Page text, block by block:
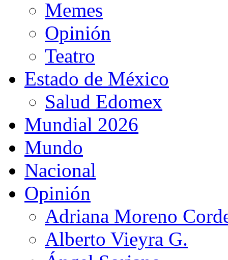
Memes
Opinión
Teatro
Estado de México
Salud Edomex
Mundial 2026
Mundo
Nacional
Opinión
Adriana Moreno
Alberto Vieyra G.